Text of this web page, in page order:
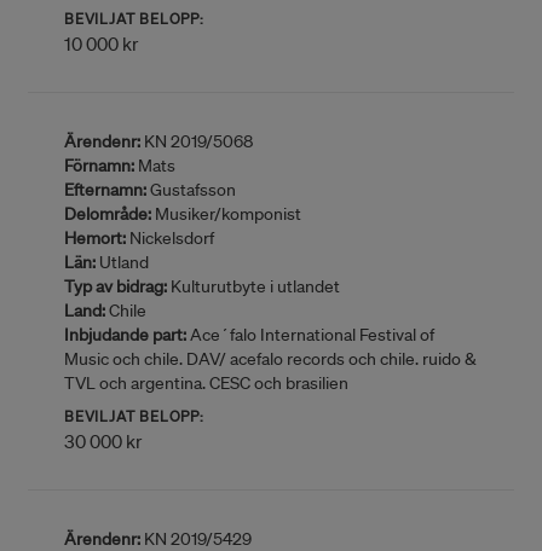
BEVILJAT BELOPP:
10 000 kr
Ärendenr: KN 2019/5068
Förnamn: Mats
Efternamn:Gustafsson
Delområde: Musiker/komponist
Hemort: Nickelsdorf
Län: Utland
Typ av bidrag: Kulturutbyte i utlandet
Land:Chile
Inbjudande part:Ace´falo International Festival of
Music och chile. DAV/ acefalo records och chile. ruido &
TVL och argentina. CESC och brasilien
BEVILJAT BELOPP:
30 000 kr
Ärendenr: KN 2019/5429